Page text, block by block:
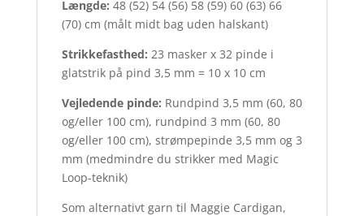
Længde: 48 (52) 54 (56) 58 (59) 60 (63) 66
(70) cm (målt midt bag uden halskant)
Strikkefasthed: 23 masker x 32 pinde i
glatstrik på pind 3,5 mm = 10 x 10 cm
Vejledende pinde: Rundpind 3,5 mm (60, 80
og/eller 100 cm), rundpind 3 mm (60, 80
og/eller 100 cm), strømpepinde 3,5 mm og 3
mm (medmindre du strikker med Magic
Loop-teknik)
Som alternativt garn til Maggie Cardigan,